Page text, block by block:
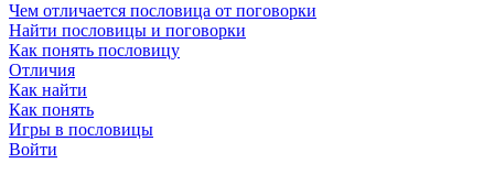
Чем отличается пословица от поговорки
Найти пословицы и поговорки
Как понять пословицу
Отличия
Как найти
Как понять
Игры в пословицы
Войти